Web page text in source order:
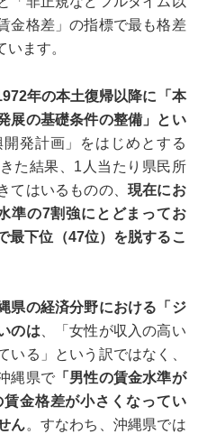
金格差」の指標で最も格差
ます。
年の本土復帰以降に「本
展の基礎条件の整備」とい
開発計画」をはじめとする
た結果、1人当たり県民所
てはいるものの、 現在にお
準の7割強にとどまってお
最下位（47位）を脱するこ
県の経済分野における「ジ
のは 、「女性が収入の高い
いる」という訳ではなく、
縄県で「男性の賃金水準が
金格差が小さくなってい
ん。すなわち、沖縄県では